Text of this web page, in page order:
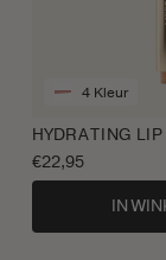
4 Kleur
HYDRATING
Normale
prijs
€22,95
IN